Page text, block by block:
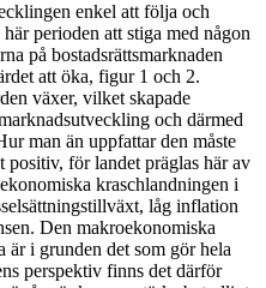
enkel att följa och
perioden att stiga med någon
på bostadsrättsmarknaden
att öka, figur 1 och 2.
växer, vilket skapade
och därmed
man än uppfattar den måste
positiv, för landet präglas här av
kraschlandningen i
låg inflation
Den makroekonomiska
är i grunden det som gör hela
perspektiv finns det därför